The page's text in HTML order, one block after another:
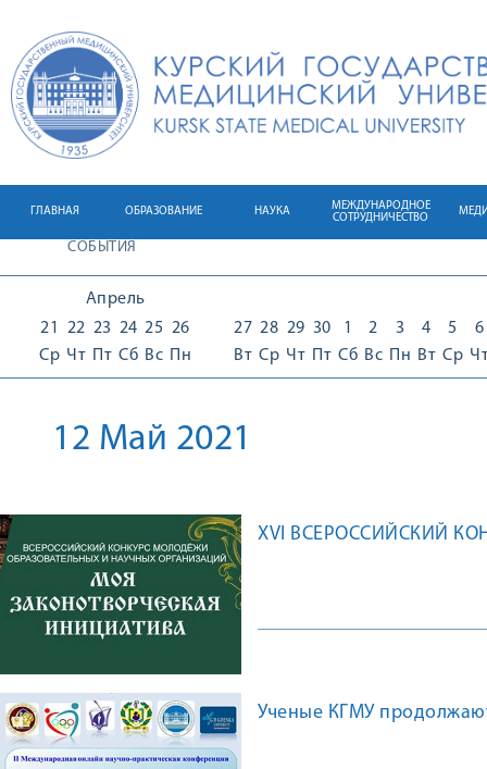
ГЛАВНАЯ ОБРАЗОВАНИЕ НАУКА
МЕЖДУНАРОДНОЕ
СОТРУДНИЧЕСТВО
СОБЫТИЯ
Апрель
21
Ср
22
Чт
23
Пт
24
Сб
25
Вс
26
Пн
27
Вт
28
Ср
29
Чт
30
Пт
1
Сб
2
Вс
3
Пн
4
Вт
5
Ср
6
12 Май 2021
XVI ВСЕРОССИЙСКИЙ
Ученые КГМУ